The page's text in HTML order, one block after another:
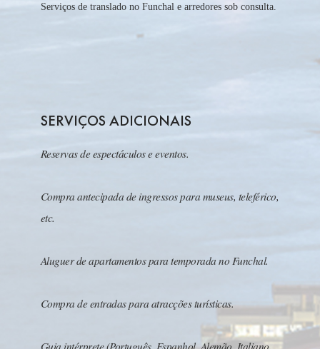
Serviços de translado no Funchal e arredores sob consulta.
SERVIÇOS ADICIONAIS
Reservas de espectáculos e eventos.
Compra antecipada de ingressos para museus, teleférico,
etc.
Aluguer de apartamentos para temporada no Funchal.
Compra de entradas para atracções turísticas.
Guia intérprete (Português, Espanhol, Alemão, Italiano,